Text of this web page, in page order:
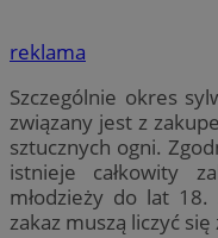
reklama
Szczególnie okres
związany jest z
sztucznych ogni.
istnieje całkowity
młodzieży do lat
zakaz muszą liczyć